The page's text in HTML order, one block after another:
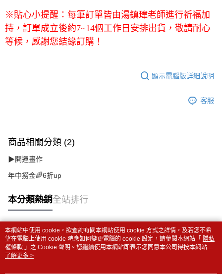
※貼心小提醒：每筆訂單皆由湯鎮瑋老師進行祈福加
持，訂單成立後約7~14個工作日安排出貨，敬請耐心
等候，感謝您結緣訂購！
顯示電腦版詳細說明
客服
商品相關分類 (2)
▶開運畫作
年中撈金🌈6折up
本分類熱銷全站排行
熱門標籤
本網站中使用 cookie，欲查詢有關本網站使用 cookie 方式之詳情，及若您不希
望在電腦上使用 cookie 時應如何變更電腦的 cookie 設定，請參閱本網站「 隱私
權條款 」之 Cookie 聲明。您繼續使用本網站即表示您同意本公司得按本網站使
用條款之 Cookie 聲明使用 cookie。
了解更多 >